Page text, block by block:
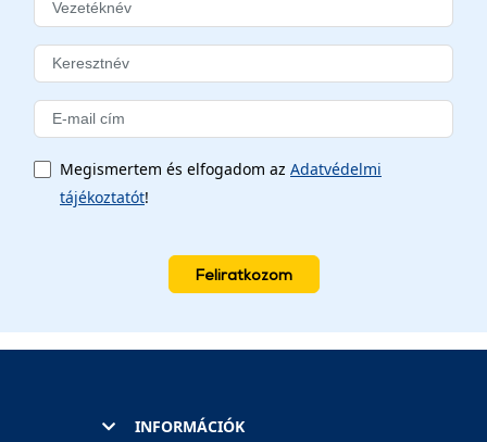
Megismertem és elfogadom az Adatvédelmi
tájékoztatót!
Feliratkozom
INFORMÁCIÓK